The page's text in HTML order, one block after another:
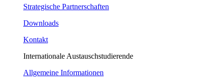
Strategische Partnerschaften
Downloads
Kontakt
Internationale Austauschstudierende
Allgemeine Informationen